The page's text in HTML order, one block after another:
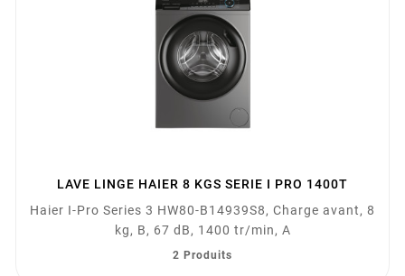
LAVE LINGE HAIER 8 KGS SERIE I PRO 1400T
Haier I-Pro Series 3 HW80-B14939S8, Charge avant, 8
kg, B, 67 dB, 1400 tr/min, A
2 Produits